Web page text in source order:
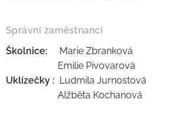
Správní zaměstnanci
Školnice: Marie Zbranková
Emilie Pivovarová
Uklízečky : Ludmila Jurnostová
Alžběta Kochanová